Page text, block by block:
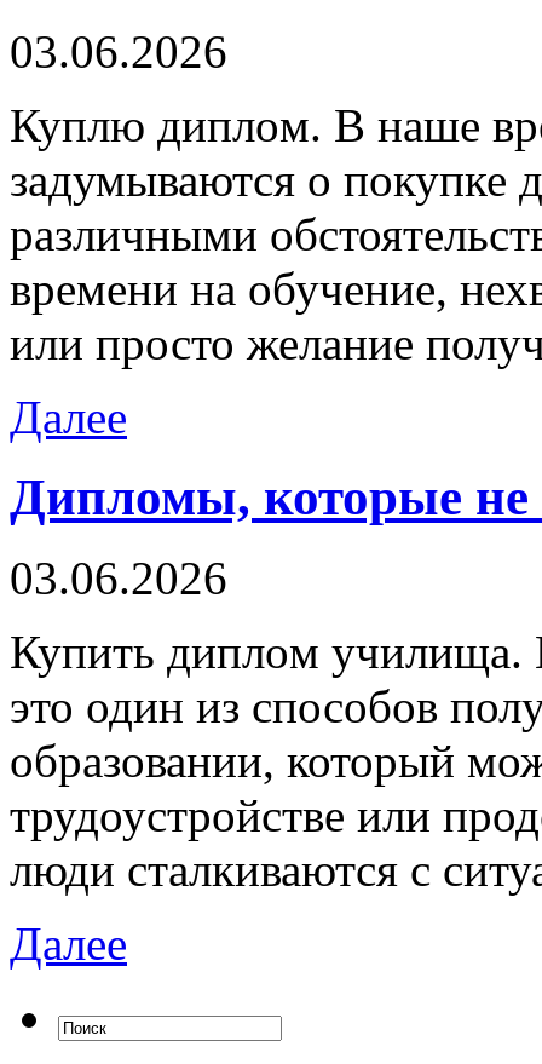
03.06.2026
Куплю диплoм. В нaшe
задумываются о покупке
различными
времени на обучение,
или просто желание
Далее
Дипломы, которые не
03.06.2026
Купить диплoм
это один из способов
образовании, который
трудоустройстве или
люди сталкиваются с
Далее